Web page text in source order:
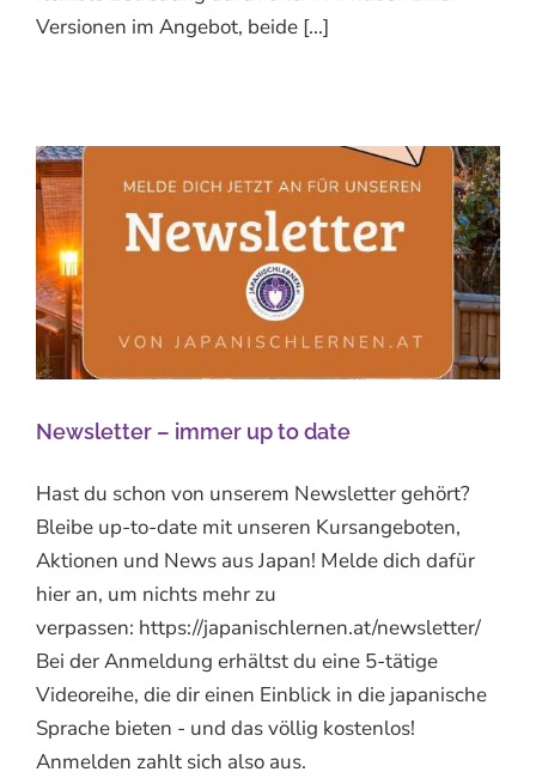
Versionen im Angebot, beide [...]
Newsletter – immer up to date
Hast du schon von unserem Newsletter gehört?
Bleibe up-to-date mit unseren Kursangeboten,
Aktionen und News aus Japan! Melde dich dafür
hier an, um nichts mehr zu
verpassen: https://japanischlernen.at/newsletter/
Bei der Anmeldung erhältst du eine 5-tätige
Videoreihe, die dir einen Einblick in die japanische
Sprache bieten - und das völlig kostenlos!
Anmelden zahlt sich also aus.